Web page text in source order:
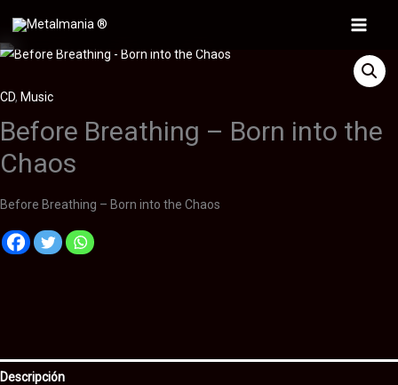
contenido
Main
Menu
CD, Music
Before Breathing – Born into the
Chaos
Before Breathing – Born into the Chaos
Descripción